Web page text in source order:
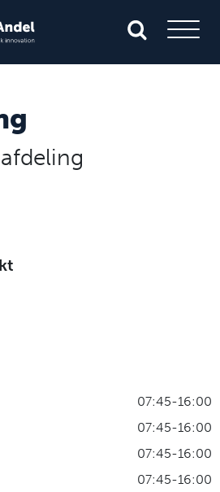
07:45-16:00
07:45-16:00
07:45-16:00
07:45-16:00